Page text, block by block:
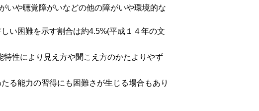
いや聴覚障がいなどの他の障がいや環境的な
い困難を示す割合は約4.5%(平成１４年の文
性により見え方や聞こえ方のかたよりやず
る能力の習得にも困難さが生じる場合もあり